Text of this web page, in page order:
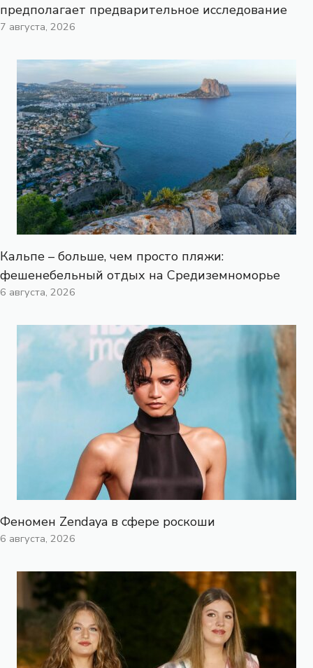
предполагает предварительное исследование
7 августа, 2026
Кальпе – больше, чем просто пляжи:
фешенебельный отдых на Средиземноморье
6 августа, 2026
Феномен Zendaya в сфере роскоши
6 августа, 2026